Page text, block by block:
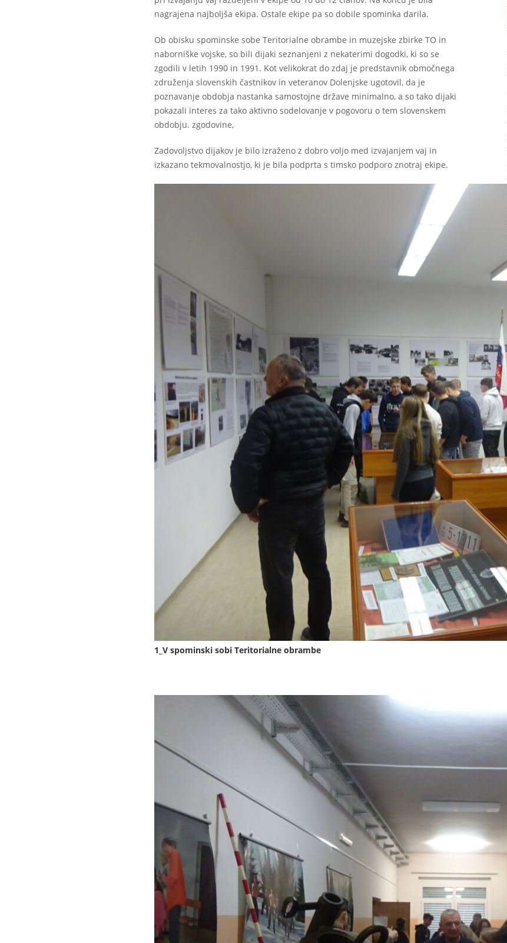
nagrajena najboljša ekipa. Ostale ekipe pa so dobile spominka darila.
Ob obisku spominske sobe Teritorialne obrambe in muzejske zbirke TO in
naborniške vojske, so bili dijaki seznanjeni z nekaterimi dogodki, ki so se
zgodili v letih 1990 in 1991. Kot velikokrat do zdaj je predstavnik območnega
združenja slovenskih častnikov in veteranov Dolenjske ugotovil, da je
poznavanje obdobja nastanka samostojne države minimalno, a so tako dijaki
pokazali interes za tako aktivno sodelovanje v pogovoru o tem slovenskem
obdobju. zgodovine,
Zadovoljstvo dijakov je bilo izraženo z dobro voljo med izvajanjem vaj in
izkazano tekmovalnostjo, ki je bila podprta s timsko podporo znotraj ekipe.
1_V spominski sobi Teritorialne obrambe